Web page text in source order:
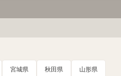
宮城県 秋田県 山形県